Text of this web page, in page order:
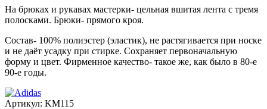
На брюках и рукавах мастерки- цельная вшитая лента с тремя
полосками. Брюки- прямого кроя.
Состав- 100% полиэстер (эластик), не растягивается при носке
и не даёт усадку при стирке. Сохраняет первоначальную
форму и цвет. Фирменное качество- такое же, как было в 80-е
90-е годы.
Артикул: KM115